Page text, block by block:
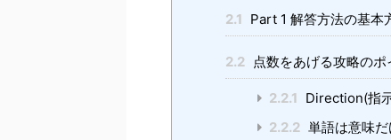
2.1 Part 1 解答方法の基本
2.2 点数をあげる攻略のポ
2.2.1 Direction(指
2.2.2 単語は意味